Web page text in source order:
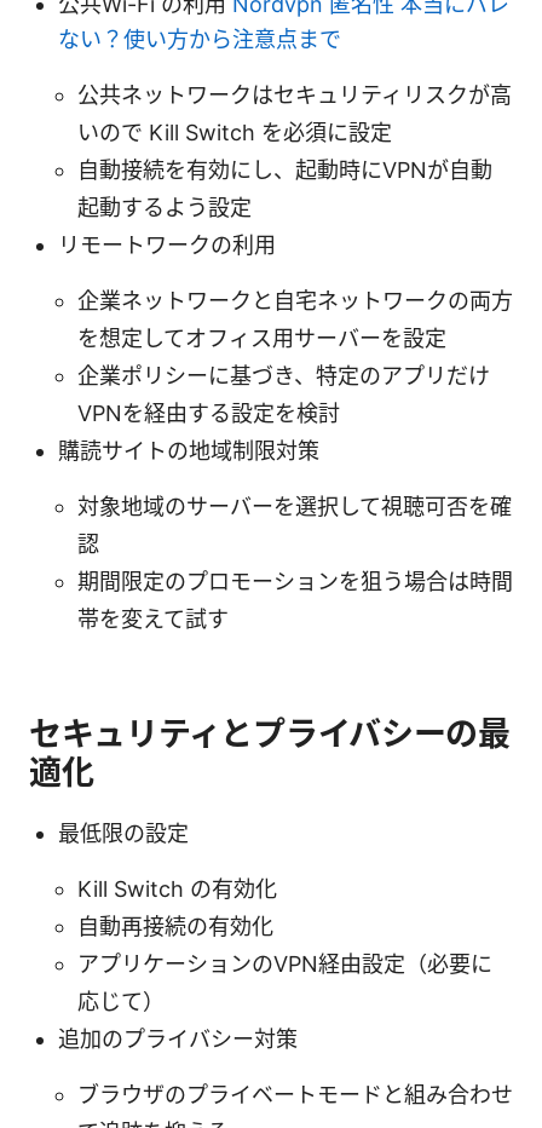
ない？使い方から注意点まで
公共ネットワークはセキュリティリスクが高
いので Kill Switch を必須に設定
自動接続を有効にし、起動時にVPNが自動
起動するよう設定
リモートワークの利用
企業ネットワークと自宅ネットワークの両方
を想定してオフィス用サーバーを設定
企業ポリシーに基づき、特定のアプリだけ
VPNを経由する設定を検討
購読サイトの地域制限対策
対象地域のサーバーを選択して視聴可否を確
認
期間限定のプロモーションを狙う場合は時間
帯を変えて試す
セキュリティとプライバシーの最
適化
最低限の設定
Kill Switch の有効化
自動再接続の有効化
アプリケーションのVPN経由設定（必要に
応じて）
追加のプライバシー対策
ブラウザのプライベートモードと組み合わせ